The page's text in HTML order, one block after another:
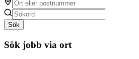
Sök
Sök jobb via ort